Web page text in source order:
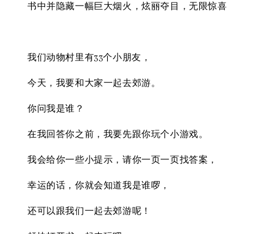
书中并隐藏一幅巨大烟火，炫丽夺目，无限惊喜
我们动物村里有33个小朋友，
今天，我要和大家一起去郊游。
你问我是谁？
在我回答你之前，我要先跟你玩个小游戏。
我会给你一些小提示，请你一页一页找答案，
幸运的话，你就会知道我是谁啰，
还可以跟我们一起去郊游呢！